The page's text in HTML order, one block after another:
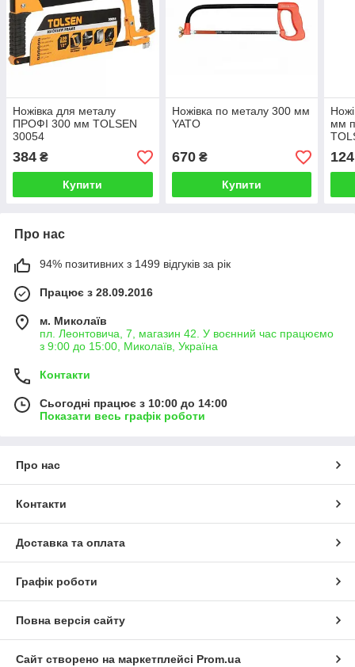
Ножівка для металу
ПРОФІ 300 мм TOLSEN
30054
384 ₴
Купити
Ножівка по металу 300 мм
YATO
670₴
Купити
мм
124
Про нас
94% позитивних з 1499 відгуків за рік
Працює з 28.09.2016
м. Миколаїв
пл. Леонтовича, 7, магазин 42. У воєнний час працюємо
з 9:00 до 15:00, Миколаїв, Україна
Контакти
Сьогодні працює з 10:00 до 14:00
Показати весь графік роботи
Про нас
Контакти
Доставка та оплата
Графік роботи
Повна версія сайту
Сайт створено на маркетплейсі Prom.ua